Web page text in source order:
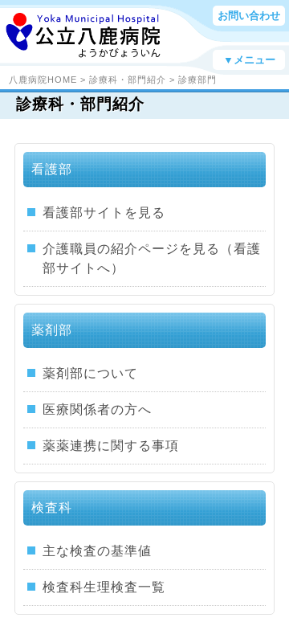
お問い合わせ
▼メニュー
八鹿病院HOME > 診療科・部門紹介 > 診療部門
診療科・部門紹介
看護部
看護部サイトを見る
介護職員の紹介ページを見る（看護
部サイトへ）
薬剤部
薬剤部について
医療関係者の方へ
薬薬連携に関する事項
検査科
主な検査の基準値
検査科生理検査一覧